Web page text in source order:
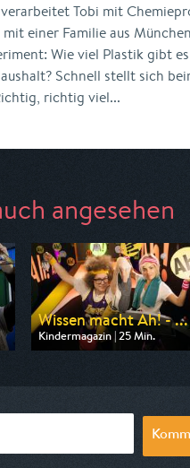
Tobi mit
einer Familie aus
Wie viel Plastik gibt
Schnell stellt sich
richtig viel...
angesehen
Wissen macht Ah! - ...
Kindermagazin | 25 Min.
Ausgestrahlt von ARD